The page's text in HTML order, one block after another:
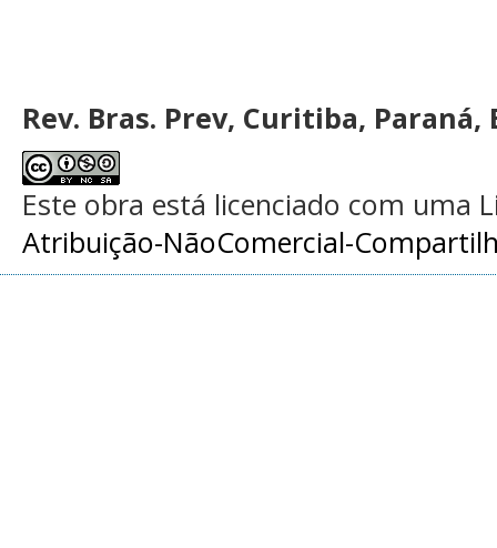
Rev. Bras. Prev, Curitiba, Paraná,
Este obra está licenciado com uma
Atribuição-NãoComercial-